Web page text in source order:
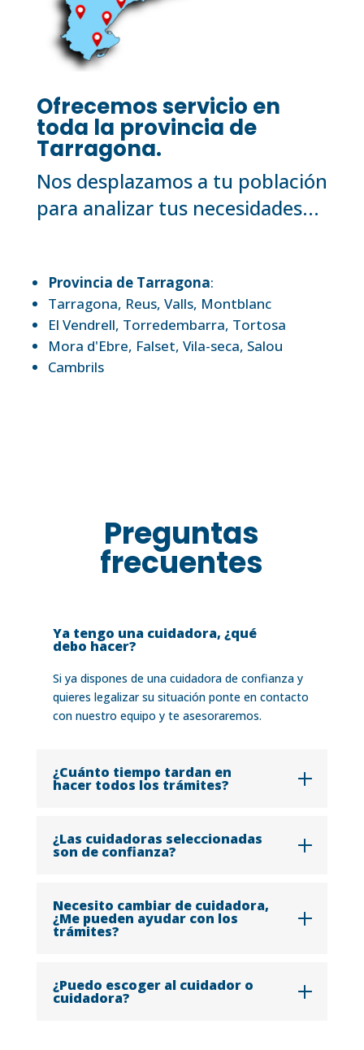
Ofrecemos servicio en
toda la provincia de
Tarragona.
Nos desplazamos a tu población
para analizar tus necesidades...
Provincia de Tarragona:
Tarragona, Reus, Valls, Montblanc
El Vendrell, Torredembarra, Tortosa
Mora d'Ebre, Falset, Vila-seca, Salou
Cambrils
Preguntas
frecuentes
Ya tengo una cuidadora, ¿qué
debo hacer?
Si ya dispones de una cuidadora de confianza y
quieres legalizar su situación ponte en contacto
con nuestro equipo y te asesoraremos.
¿Cuánto tiempo tardan en
hacer todos los trámites?
¿Las cuidadoras seleccionadas
son de confianza?
Necesito cambiar de cuidadora,
¿Me pueden ayudar con los
trámites?
¿Puedo escoger al cuidador o
cuidadora?